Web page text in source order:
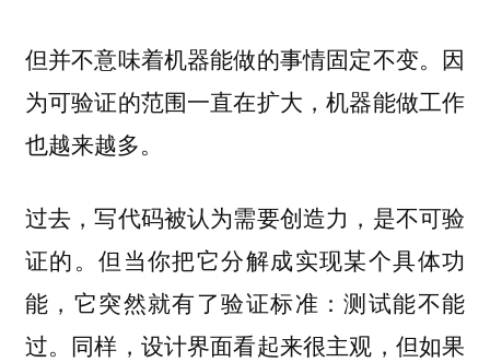
但并不意味着机器能做的事情固定不变。因
为可验证的范围一直在扩大，机器能做工作
也越来越多。
过去，写代码被认为需要创造力，是不可验
证的。但当你把它分解成实现某个具体功
能，它突然就有了验证标准：测试能不能
过。同样，设计界面看起来很主观，但如果